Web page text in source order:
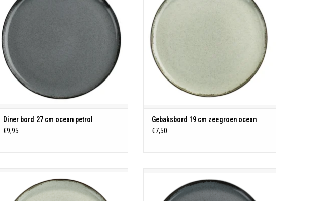
Diner bord 27 cm ocean petrol
€9,95
Gebaksbord 19 cm zeegroen ocean
€7,50
Porselein
Vaatwasmachine - magnetron - oven bestendig
Porselein
Vaatwasmachine - magnetron - oven bestendig